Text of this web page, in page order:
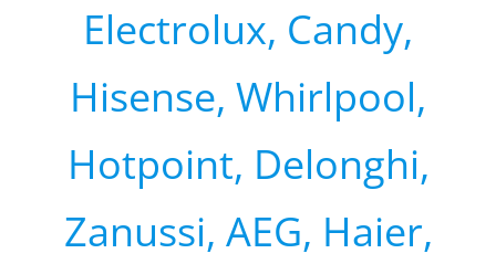
Electrolux, Candy,
Hisense, Whirlpool,
Hotpoint, Delonghi,
Zanussi, AEG, Haier,